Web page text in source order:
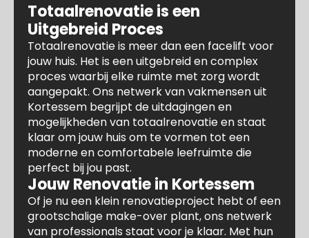
Totaalrenovatie is een
Uitgebreid Proces
Totaalrenovatie is meer dan een facelift voor
jouw huis. Het is een uitgebreid en complex
proces waarbij elke ruimte met zorg wordt
aangepakt. Ons netwerk van vakmensen uit
Kortessem begrijpt de uitdagingen en
mogelijkheden van totaalrenovatie en staat
klaar om jouw huis om te vormen tot een
moderne en comfortabele leefruimte die
perfect bij jou past.
Jouw Renovatie in Kortessem
Of je nu een klein renovatieproject hebt of een
grootschalige make-over plant, ons netwerk
van professionals staat voor je klaar. Met hun